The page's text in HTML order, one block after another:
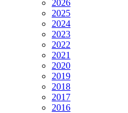
2026
2025
2024
2023
2022
2021
2020
2019
2018
2017
2016